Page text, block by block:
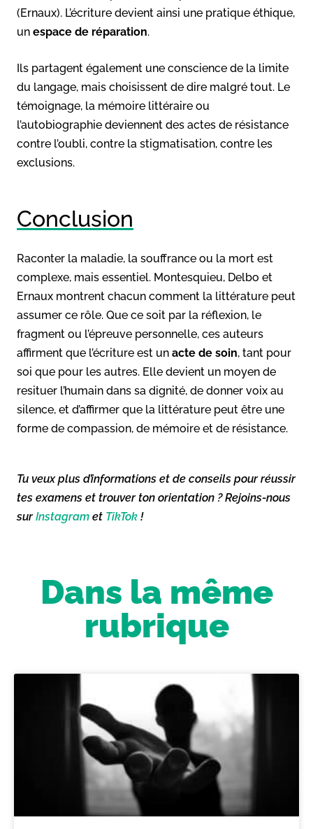
(Ernaux). L’écriture devient ainsi une pratique éthique,
un espace de réparation.
Ils partagent également une conscience de la limite
du langage, mais choisissent de dire malgré tout. Le
témoignage, la mémoire littéraire ou
l’autobiographie deviennent des actes de résistance
contre l’oubli, contre la stigmatisation, contre les
exclusions.
Conclusion
Raconter la maladie, la souffrance ou la mort est
complexe, mais essentiel. Montesquieu, Delbo et
Ernaux montrent chacun comment la littérature peut
assumer ce rôle. Que ce soit par la réflexion, le
fragment ou l’épreuve personnelle, ces auteurs
affirment que l’écriture est un acte de soin, tant pour
soi que pour les autres. Elle devient un moyen de
resituer l’humain dans sa dignité, de donner voix au
silence, et d’affirmer que la littérature peut être une
forme de compassion, de mémoire et de résistance.
Tu veux plus d’informations et de conseils pour réussir
tes examens et trouver ton orientation ? Rejoins-nous
surInstagram et TikTok !
Dans la même
rubrique